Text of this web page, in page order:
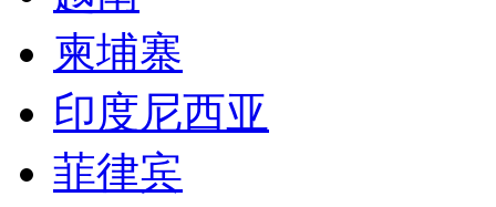
柬埔寨
印度尼西亚
菲律宾